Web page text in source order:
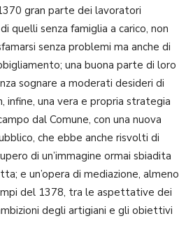
gran parte dei lavoratori
quelli senza famiglia a carico, non
senza problemi ma anche di
una buona parte di loro
sognare a moderati desideri di
infine, una vera e propria strategia
dal Comune, con una nuova
che ebbe anche risvolti di
di un’immagine ormai sbiadita
e un’opera di mediazione, almeno
del 1378, tra le aspettative dei
degli artigiani e gli obiettivi